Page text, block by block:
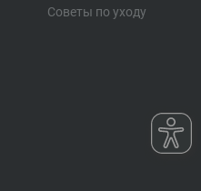
Советы по уходу